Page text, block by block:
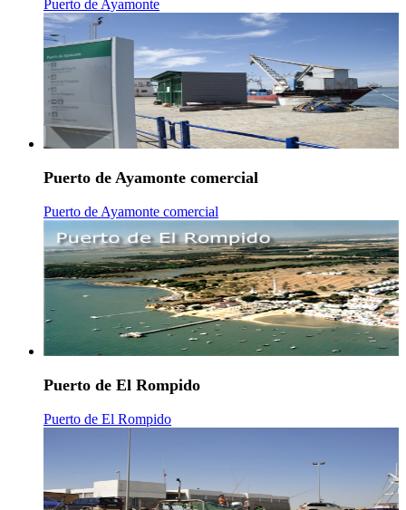
Puerto de Ayamonte
Puerto de Ayamonte comercial
Puerto de Ayamonte comercial
Puerto de El Rompido
Puerto de El Rompido